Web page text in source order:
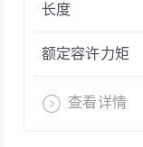
长度
额定容许力矩
查看详情